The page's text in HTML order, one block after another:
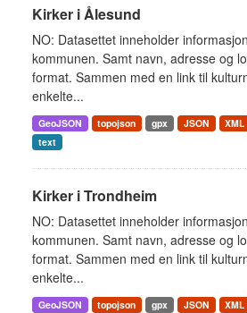
Kirker i Ålesund
NO: Datasettet inneholder
kommunen. Samt navn, adresse og
format. Sammen med en link til
enkelte...
GeoJSON topojson gpx JSON XML
text
Kirker i Trondheim
NO: Datasettet inneholder
kommunen. Samt navn, adresse og
format. Sammen med en link til
enkelte...
GeoJSON topojson gpx JSON XML